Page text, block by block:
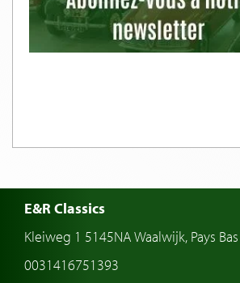
E&R Classics
Kleiweg 1 5145NA Waalwijk, Pays Bas
0031416751393